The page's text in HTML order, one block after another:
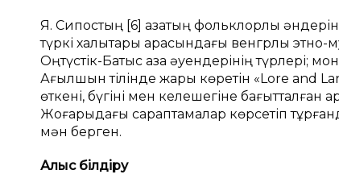
Я. Сипостың [6] қазақтың фольклорлық
түркі халықтары арасындағы венгрлық этно-
Оңтүстік-Батыс қазақ әуендерінің түрлері;
Ағылшын тілінде жарық көретін «Lore and
өткені, бүгіні мен келешегіне бағытталған
Жоғарыдағы сараптамалар көрсетіп
мән берген.
Алғыс білдіру